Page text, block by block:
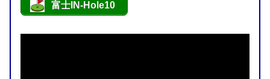
富士IN-Hole10